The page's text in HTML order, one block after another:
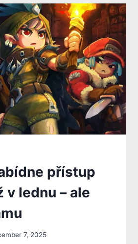
přístup
v lednu – ale
7, 2025